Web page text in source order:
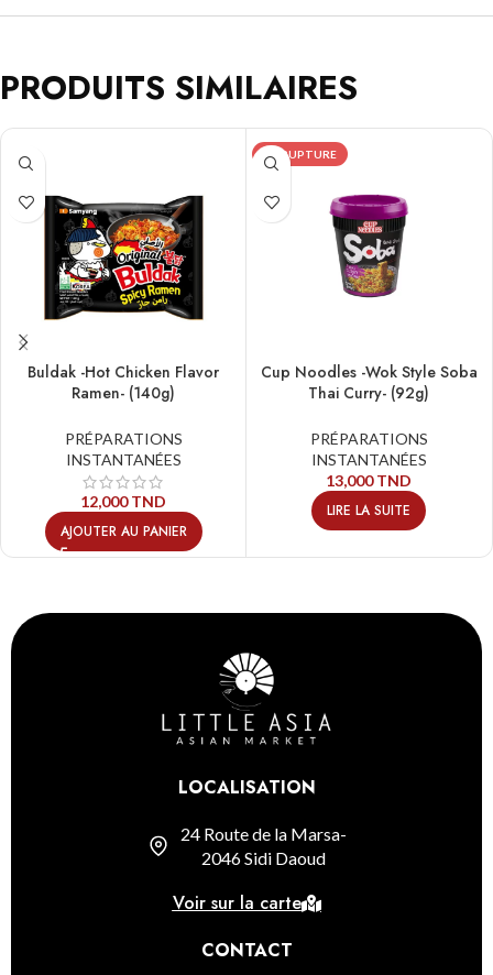
PRODUITS SIMILAIRES
Buldak -Hot Chicken Flavor
Ramen- (140g)
PRÉPARATIONS
INSTANTANÉES
12,000TND
AJOUTER AU PANIER
EN RUPTURE
Cup Noodles -Wok Style Soba
Thai Curry- (92g)
PRÉPARATIONS
INSTANTANÉES
13,000TND
LIRE LA SUITE
LOCALISATION
24 Route de la Marsa-
2046 Sidi Daoud
Voir sur la carte
CONTACT